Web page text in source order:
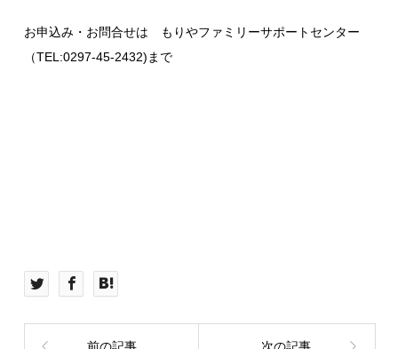
お申込み・お問合せは もりやファミリーサポートセンター
（TEL:0297-45-2432)まで